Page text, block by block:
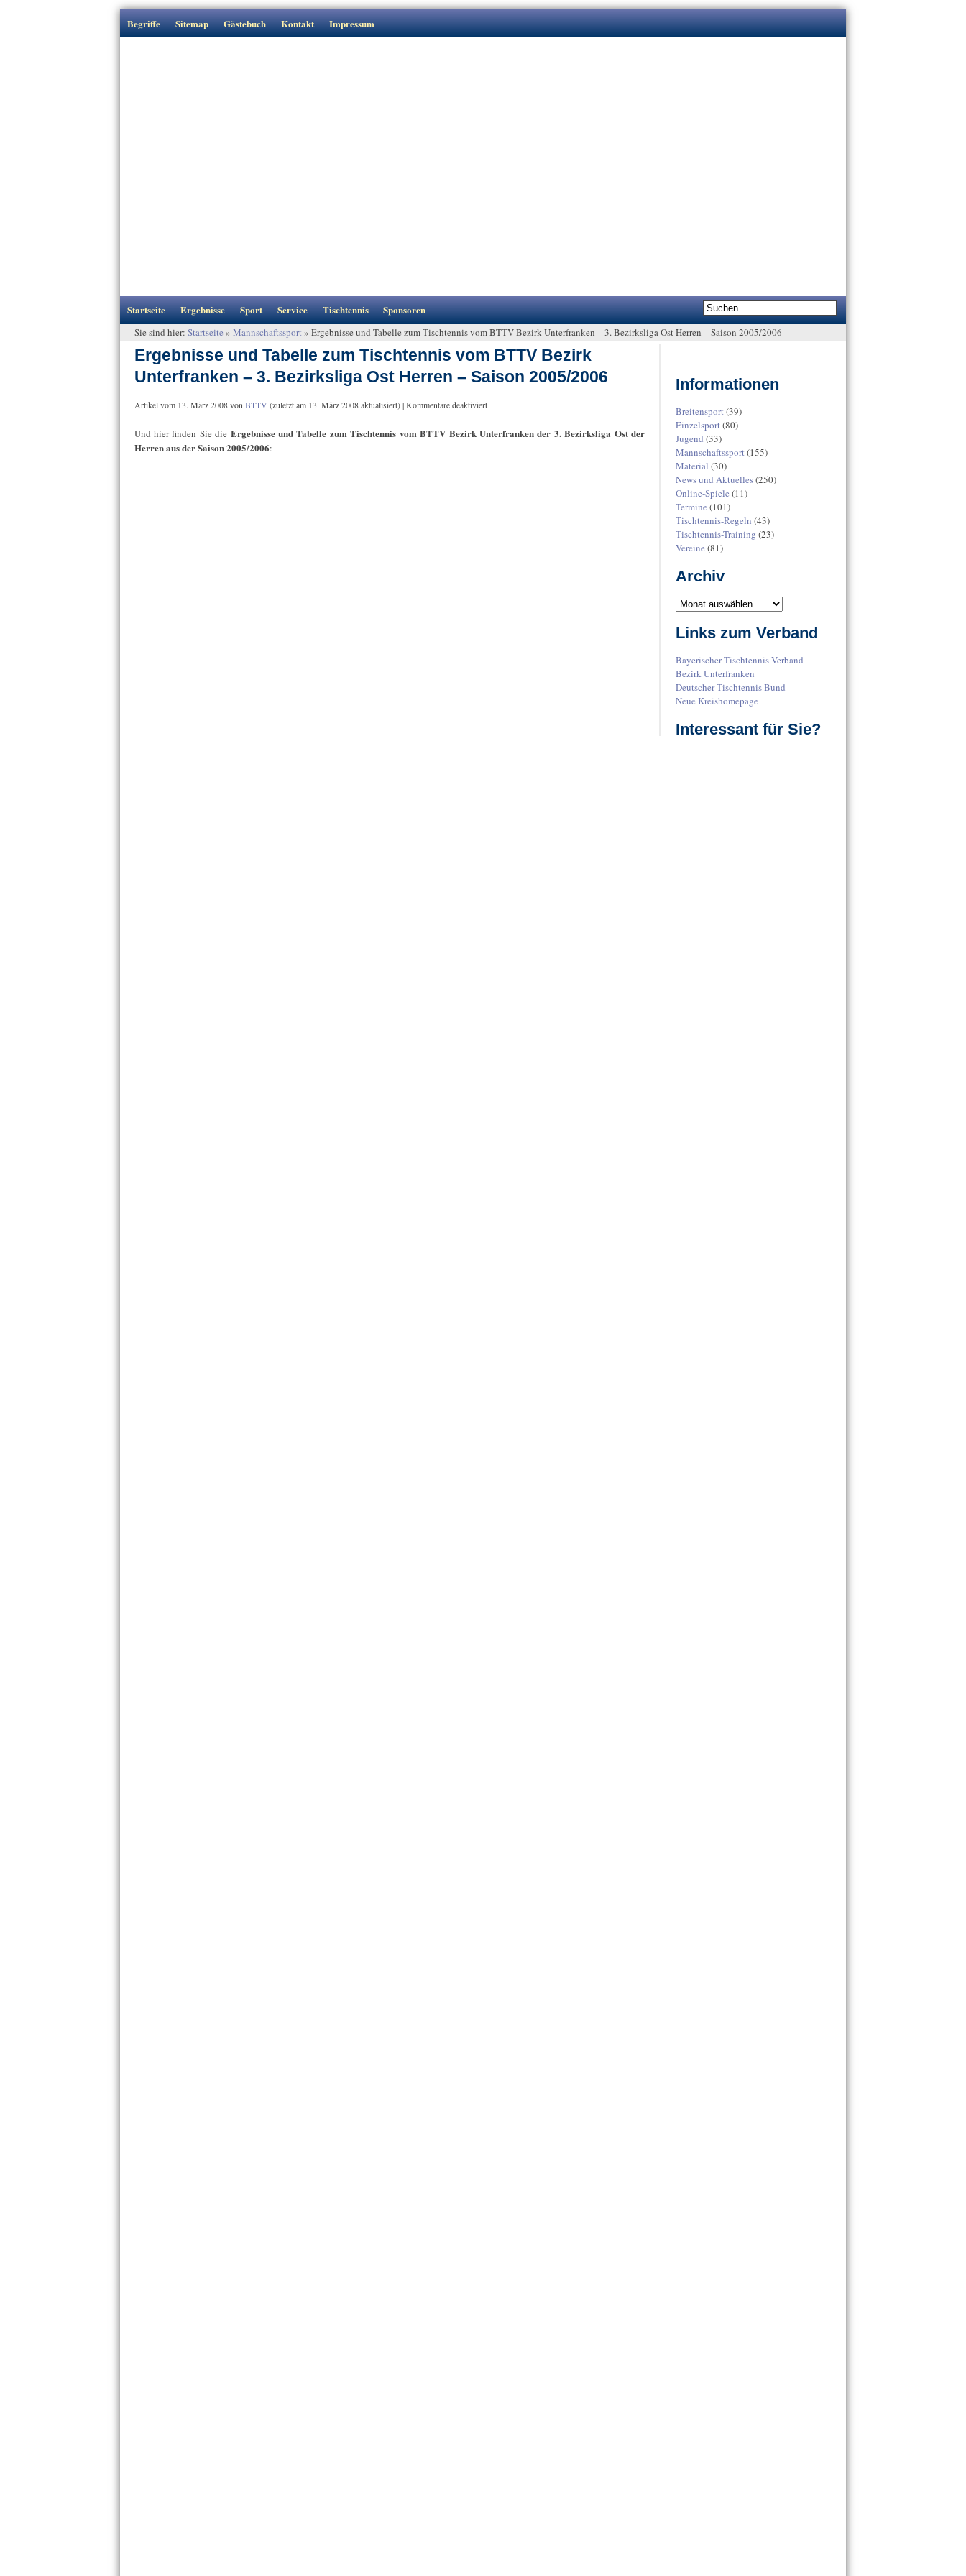
Begriffe Sitemap Gästebuch Kontakt Impressum
Startseite Ergebnisse Sport Service Tischtennis Sponsoren
Sie sind hier: Startseite » Mannschaftssport » Ergebnisse und Tabelle zum Tischtennis vom BTTV Bezirk Unterfranken – 3. Bezirksliga Ost Herren – Saison 2005/2006
Ergebnisse und Tabelle zum Tischtennis vom BTTV Bezirk
Unterfranken – 3. Bezirksliga Ost Herren – Saison 2005/2006
Artikel vom 13. März 2008vonBTTV (zuletzt am 13. März 2008aktualisiert) |Kommentare deaktiviert
Und hier finden Sie die Ergebnisse und Tabelle zum Tischtennis vom BTTV Bezirk Unterfranken der 3. Bezirksliga Ost der
Herren aus der Saison 2005/2006:
Informationen
Breitensport(39)
Einzelsport(80)
Jugend (33)
Mannschaftssport(155)
Material (30)
News und Aktuelles(250)
Online-Spiele (11)
Termine (101)
Tischtennis-Regeln (43)
Tischtennis-Training (23)
Vereine (81)
Archiv
Links zum Verband
Bayerischer Tischtennis Verband
Bezirk Unterfranken
Deutscher Tischtennis Bund
Neue Kreishomepage
Interessant für Sie?